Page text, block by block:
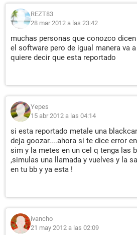
REZT83
28 mar 2012 a las 23:42
muchas personas que conozco
el software pero de igual manera va
quiere decir que esta reportado
Yepes
15 abr 2012 a las 04:14
si esta reportado metale una
deja goozar....ahora si te dice error
sim y la metes en un cel q tenga las
,simulas una llamada y vuelves y la
en tu bb y ya esta !
ivancho
21 may 2012 a las 02:09